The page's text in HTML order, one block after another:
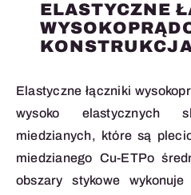
ELASTYCZNE
Elastyczne łączniki
wysoko elastycznych
miedzianych, które są
miedzianego Cu-ETPo
obszary stykowe